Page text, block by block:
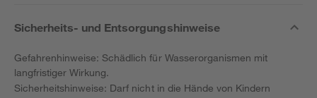
Sicherheits- und Entsorgungshinweise
Gefahrenhinweise: Schädlich für Wasserorganismen mit
langfristiger Wirkung.
Sicherheitshinweise: Darf nicht in die Hände von Kindern